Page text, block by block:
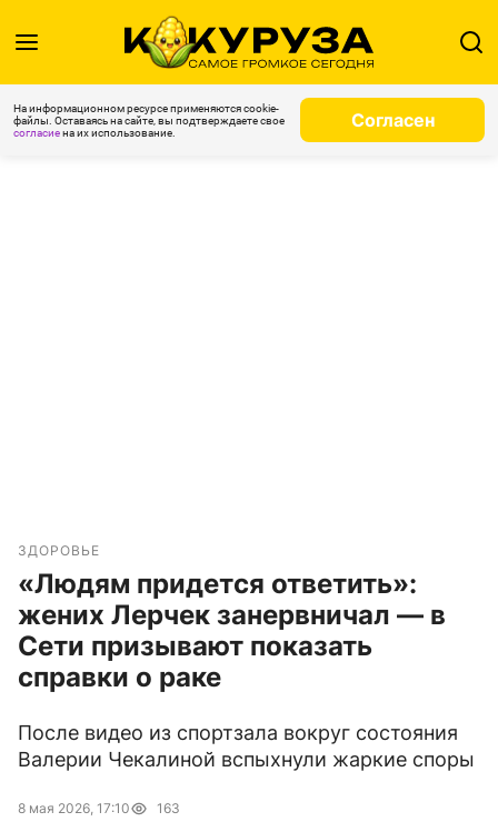
На информационном ресурсе применяются cookie-
файлы. Оставаясь на сайте, вы подтверждаете свое
согласиена их использование.
Согласен
ЗДОРОВЬЕ
«Людям придется ответить»:
жених Лерчек занервничал — в
Сети призывают показать
справки о раке
После видео из спортзала вокруг состояния
Валерии Чекалиной вспыхнули жаркие споры
8 мая 2026, 17:10 163